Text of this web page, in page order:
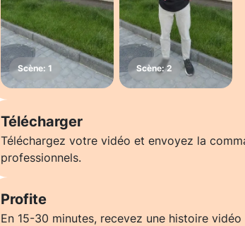
Télécharger
Téléchargez votre vidéo et envoyez la
professionnels.
Profite
En 15-30 minutes, recevez une histoire